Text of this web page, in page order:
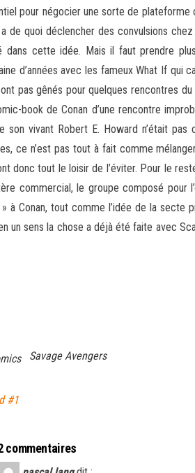
pour négocier une sorte de plateforme
de quoi déclencher des convulsions
dans cette idée. Mais il faut prendre
d’années avec les fameux What If qui
pas gênés pour quelques rencontres
book de Conan d’une rencontre
vivant Robert E. Howard n’était
ce n’est pas tout à fait comme
donc tout le loisir de l’éviter. Pour le
commercial, le groupe composé pour
Conan, tout comme l’idée de la secte
sens la chose a déjà été faite avec
Savage Avengers
#1
commentaires